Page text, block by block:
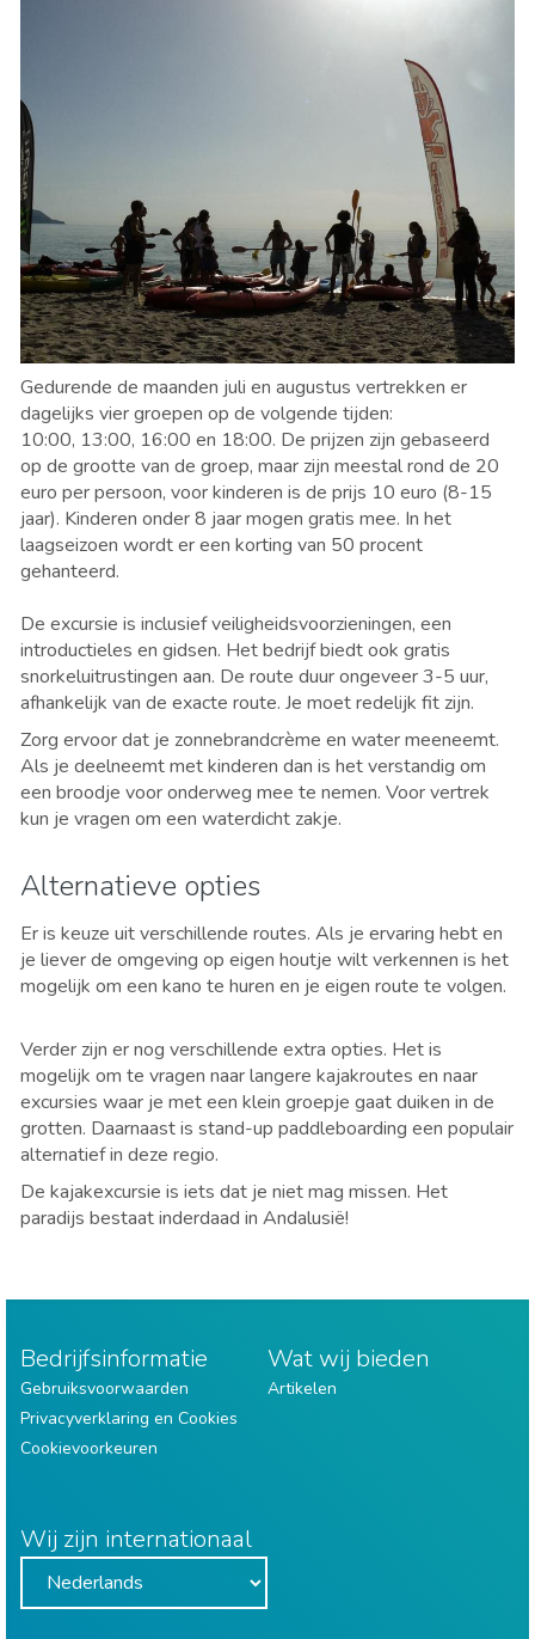
Gedurende de maanden juli en augustus vertrekken er
dagelijks vier groepen op de volgende tijden:
10:00, 13:00, 16:00 en 18:00. De prijzen zijn gebaseerd
op de grootte van de groep, maar zijn meestal rond de 20
euro per persoon, voor kinderen is de prijs 10 euro (8-15
jaar). Kinderen onder 8 jaar mogen gratis mee. In het
laagseizoen wordt er een korting van 50 procent
gehanteerd.
De excursie is inclusief veiligheidsvoorzieningen, een
introductieles en gidsen. Het bedrijf biedt ook gratis
snorkeluitrustingen aan. De route duur ongeveer 3-5 uur,
afhankelijk van de exacte route. Je moet redelijk fit zijn.
Zorg ervoor dat je zonnebrandcrème en water meeneemt.
Als je deelneemt met kinderen dan is het verstandig om
een broodje voor onderweg mee te nemen. Voor vertrek
kun je vragen om een waterdicht zakje.
Alternatieve opties
Er is keuze uit verschillende routes. Als je ervaring hebt en
je liever de omgeving op eigen houtje wilt verkennen is het
mogelijk om een kano te huren en je eigen route te volgen.
Verder zijn er nog verschillende extra opties. Het is
mogelijk om te vragen naar langere kajakroutes en naar
excursies waar je met een klein groepje gaat duiken in de
grotten. Daarnaast is stand-up paddleboarding een populair
alternatief in deze regio.
De kajakexcursie is iets dat je niet mag missen. Het
paradijs bestaat inderdaad in Andalusië!
Bedrijfsinformatie
Gebruiksvoorwaarden
Privacyverklaring en Cookies
Cookievoorkeuren
Wat wij bieden
Artikelen
Wij zijn internationaal